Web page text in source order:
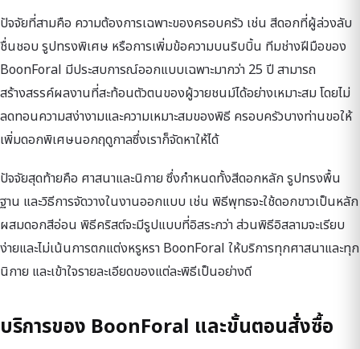
ปัจจัยที่สามคือ ความต้องการเฉพาะของครอบครัว เช่น สีดอกที่ผู้ล่วงลับ
ชื่นชอบ รูปทรงพิเศษ หรือการเพิ่มข้อความบนริบบิ้น ทีมช่างฝีมือของ
BoonForal มีประสบการณ์ออกแบบเฉพาะมากว่า 25 ปี สามารถ
สร้างสรรค์ผลงานที่สะท้อนตัวตนของผู้วายชนม์ได้อย่างเหมาะสม โดยไม่
ลดทอนความสง่างามและความเหมาะสมของพิธี ครอบครัวบางท่านขอให้
เพิ่มดอกพิเศษนอกฤดูกาลซึ่งเราก็จัดหาให้ได้
ปัจจัยสุดท้ายคือ ศาสนาและนิกาย ซึ่งกำหนดทั้งสีดอกหลัก รูปทรงพื้น
ฐาน และวิธีการจัดวางในงานออกแบบ เช่น พิธีพุทธจะใช้ดอกขาวเป็นหลัก
ผสมดอกสีอ่อน พิธีคริสต์จะมีรูปแบบที่อิสระกว่า ส่วนพิธีอิสลามจะเรียบ
ง่ายและไม่เน้นการตกแต่งหรูหรา BoonForal ให้บริการทุกศาสนาและทุก
นิกาย และเข้าใจรายละเอียดของแต่ละพิธีเป็นอย่างดี
บริการของ BoonForal และขั้นตอนสั่งซื้อ